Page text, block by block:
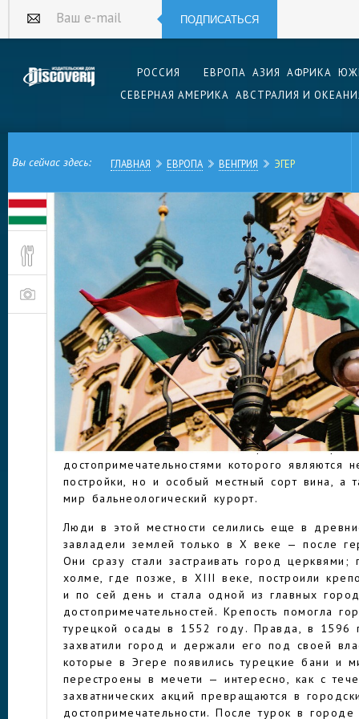
Ваш e-mail ПОДПИСАТЬСЯ
РОССИЯ ЕВРОПА АЗИЯ АФРИКА
СЕВЕРНАЯ АМЕРИКА АВСТРАЛИЯ И
Вы сейчас здесь: ГЛАВНАЯ ЕВРОПА ВЕНГРИЯ ЭГЕР
ЭГЕР
Венгрия — это страна с блестящим
достаточно городов, заполненных
невероятной красоты. Конечно, Венгрия
страна покрыта термальными источниками,
купальнями и соответствующими лечебными
винах ходят легенды. Северновенгерский
венгерские достопримечательности
маленькой территории, что делает Эгер, с
компактным, а с другой — точкой, на которой
остановиться на денек, осмотреться и
занятий и для более долгого пребывания.
У подножья гор Бюкк и Матра, на реке Эгер,
одноименное поселение— исторический город,
достопримечательностями которого являются
постройки, но и особый местный сорт вина, а
мир бальнеологический курорт.
Люди в этой местности селились еще в
завладели землей только в X веке — после
Они сразу стали застраивать город церквями;
холме, где позже, в XIII веке, построили
и по сей день и стала одной из главных
достопримечательностей. Крепость помогла
турецкой осады в 1552 году. Правда, в 1596
захватили город и держали его под своей
которые в Эгере появились турецкие бани и
перестроены в мечети — интересно, как с
захватнических акций превращаются в
достопримечательности. После турок в городе